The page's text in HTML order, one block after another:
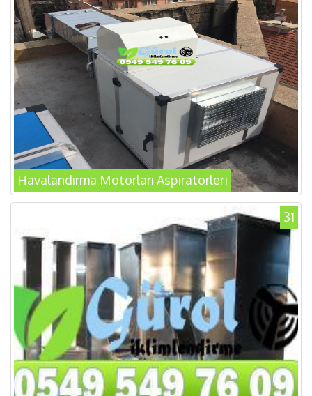
Havalandırma Motorları Aspiratorleri
31